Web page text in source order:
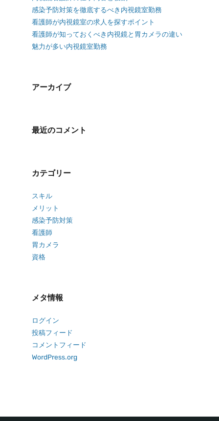
感染予防対策を徹底するべき内視鏡室勤務
看護師が内視鏡室の求人を探すポイント
看護師が知っておくべき内視鏡と胃カメラの違い
魅力が多い内視鏡室勤務
アーカイブ
最近のコメント
カテゴリー
スキル
メリット
感染予防対策
看護師
胃カメラ
資格
メタ情報
ログイン
投稿フィード
コメントフィード
WordPress.org